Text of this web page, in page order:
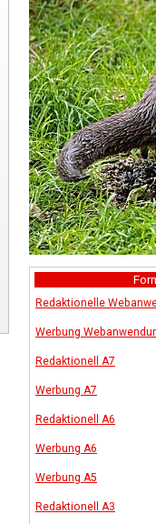
Redaktionelle
Werbung
Redaktionell A7
Werbung A7
Redaktionell A6
Werbung A6
Werbung A5
Redaktionell A3